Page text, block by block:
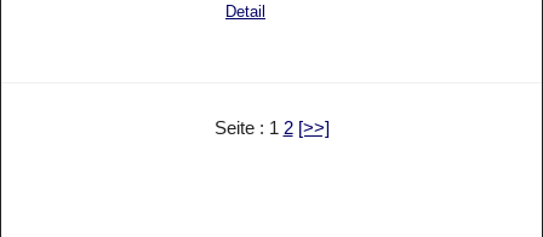
Detail
Seite : 1 2 [>>]